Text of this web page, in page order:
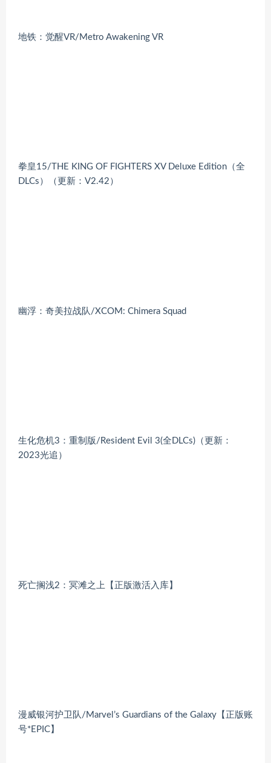
地铁：觉醒VR/Metro Awakening VR
拳皇15/THE KING OF FIGHTERS XV Deluxe Edition（全
DLCs）（更新：V2.42）
幽浮：奇美拉战队/XCOM: Chimera Squad
生化危机3：重制版/Resident Evil 3(全DLCs)（更新：
2023光追）
死亡搁浅2：冥滩之上【正版激活入库】
漫威银河护卫队/Marvel’s Guardians of the Galaxy【正版账
号*EPIC】